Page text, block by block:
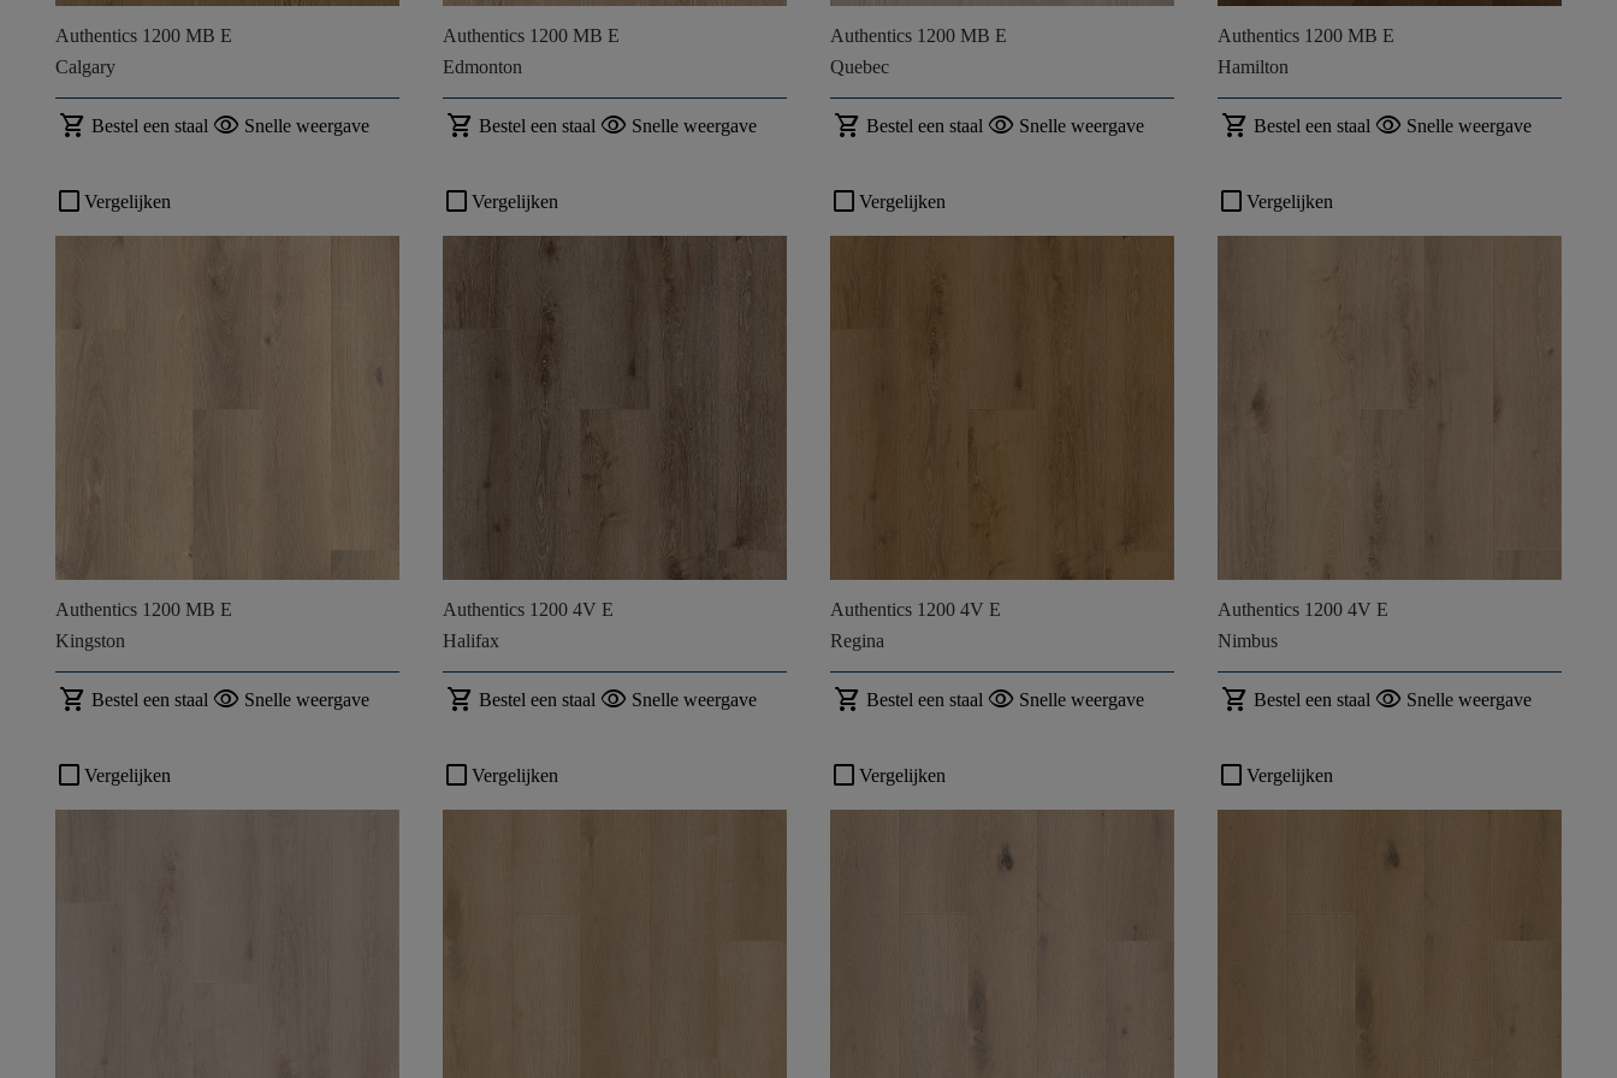
Authentics 1200 MB E
Calgary
shopping_cart Bestel een staal visibility Snelle weergave
Authentics 1200 MB E
Edmonton
shopping_cart Bestel een staal visibility Snelle weergave
Authentics 1200 MB E
Quebec
shopping_cart Bestel een staal visibility Snelle weergave
Authentics 1200 MB E
Hamilton
shopping_cart Bestel een staal visibility Snelle weergave
check_box_outline_blank Vergelijken
Authentics 1200 MB E
Kingston
shopping_cart Bestel een staal visibility Snelle weergave
check_box_outline_blank Vergelijken
Authentics 1200 4V E
Halifax
shopping_cart Bestel een staal visibility Snelle weergave
check_box_outline_blank Vergelijken
Authentics 1200 4V E
Regina
shopping_cart Bestel een staal visibility Snelle weergave
check_box_outline_blank Vergelijken
Authentics 1200 4V E
Nimbus
shopping_cart Bestel een staal visibility Snelle weergave
check_box_outline_blank Vergelijken check_box_outline_blank Vergelijken check_box_outline_blank Vergelijken check_box_outline_blank Vergelijken